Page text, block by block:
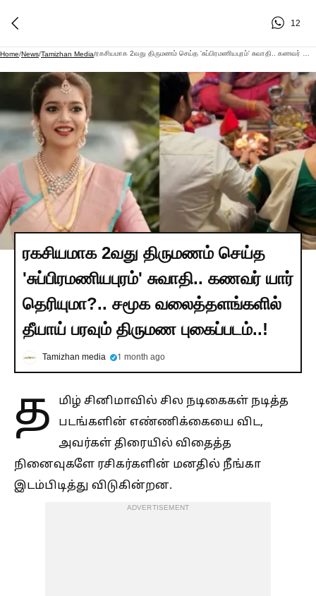
12
Home/News/Tamizhan Media/
ரகசியமாக 2வது திருமணம் செய்த
'சுப்பிரமணியபுரம்' சுவாதி.. கணவர் யார்
தெரியுமா?.. சமூக வலைத்தளங்களில்
தீயாய் பரவும் திருமண புகைப்படம்..!
Tamizhan media 1 month ago
த
மிழ் சினிமாவில் சில நடிகைகள் நடித்த
படங்களின் எண்ணிக்கையை விட,
அவர்கள் திரையில் விதைத்த
நினைவுகளே ரசிகர்களின் மனதில் நீங்கா
இடம்பிடித்து விடுகின்றன.
ADVERTISEMENT